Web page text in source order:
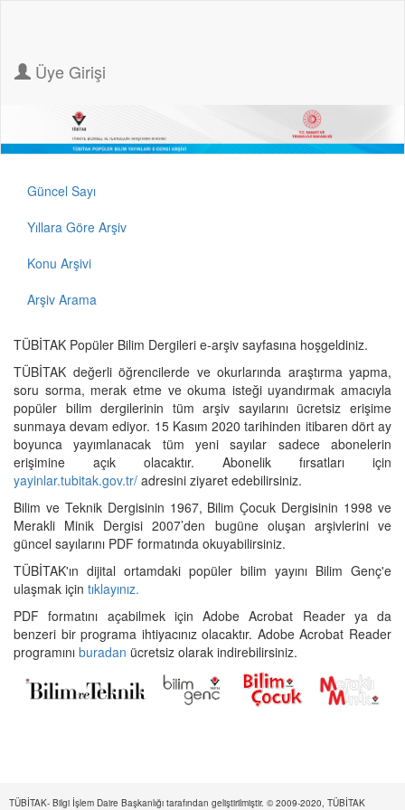
Üye Girişi
Güncel Sayı
Yıllara Göre Arşiv
Konu Arşivi
Arşiv Arama
TÜBİTAK Popüler Bilim Dergileri e-arşiv sayfasına hoşgeldiniz.
TÜBİTAK değerli öğrencilerde ve okurlarında araştırma yapma,
soru sorma, merak etme ve okuma isteği uyandırmak amacıyla
popüler bilim dergilerinin tüm arşiv sayılarını ücretsiz erişime
sunmaya devam ediyor. 15 Kasım 2020 tarihinden itibaren dört ay
boyunca yayımlanacak tüm yeni sayılar sadece abonelerin
erişimine açık olacaktır. Abonelik fırsatları için
yayinlar.tubitak.gov.tr/ adresini ziyaret edebilirsiniz.
Bilim ve Teknik Dergisinin 1967, Bilim Çocuk Dergisinin 1998 ve
Merakli Minik Dergisi 2007’den bugüne oluşan arşivlerini ve
güncel sayılarını PDF formatında okuyabilirsiniz.
TÜBİTAK'ın dijital ortamdaki popüler bilim yayını Bilim Genç'e
ulaşmak için tıklayınız.
PDF formatını açabilmek için Adobe Acrobat Reader ya da
benzeri bir programa ihtiyacınız olacaktır. Adobe Acrobat Reader
programını buradan ücretsiz olarak indirebilirsiniz.
TÜBİTAK- Bilgi İşlem Daire Başkanlığı tarafından geliştirilmiştir. © 2009-2020, TÜBİTAK